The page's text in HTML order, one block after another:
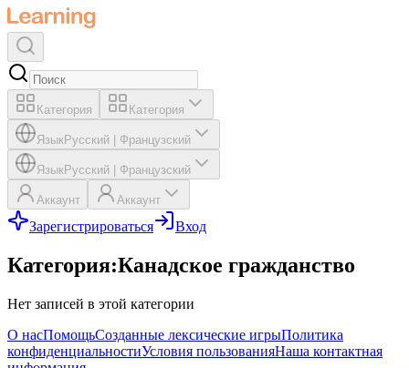
Категория Категория
ЯзыкРусский Французский
ЯзыкРусский Французский
Аккаунт Аккаунт
Зарегистрироваться Вход
Категория:Канадское гражданство
Нет записей в этой категории
О насПомощьСозданные лексические игрыПолитика
конфиденциальностиУсловия пользованияНаша контактная